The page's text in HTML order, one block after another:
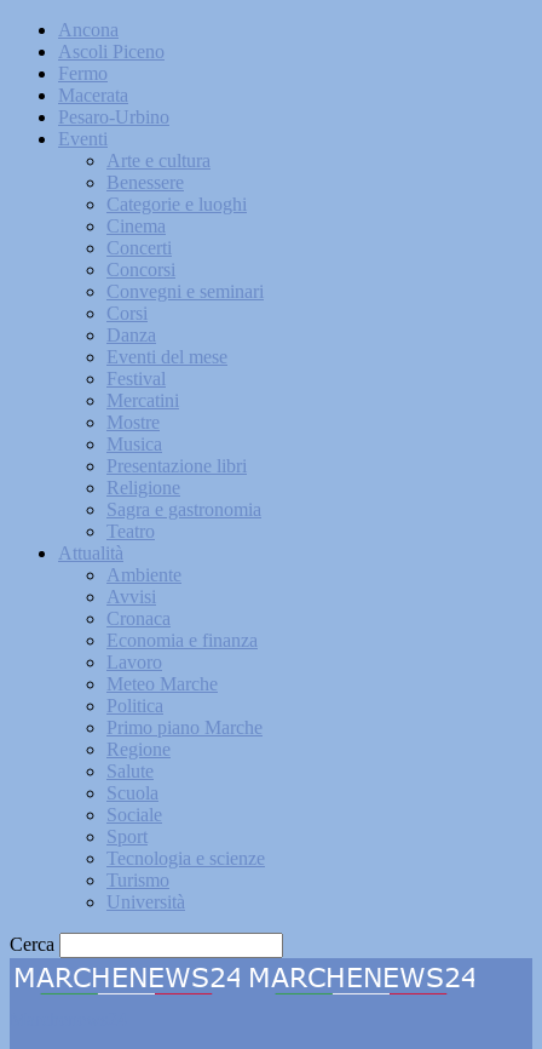
Ancona
Ascoli Piceno
Fermo
Macerata
Pesaro-Urbino
Eventi
Arte e cultura
Benessere
Categorie e luoghi
Cinema
Concerti
Concorsi
Convegni e seminari
Corsi
Danza
Eventi del mese
Festival
Mercatini
Mostre
Musica
Presentazione libri
Religione
Sagra e gastronomia
Teatro
Attualità
Ambiente
Avvisi
Cronaca
Economia e finanza
Lavoro
Meteo Marche
Politica
Primo piano Marche
Regione
Salute
Scuola
Sociale
Sport
Tecnologia e scienze
Turismo
Università
Cerca